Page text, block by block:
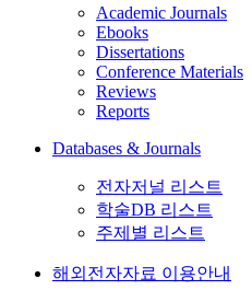
Academic Journals
Ebooks
Dissertations
Conference Materials
Reviews
Reports
Databases & Journals
전자저널 리스트
학술DB 리스트
주제별 리스트
해외전자자료 이용안내